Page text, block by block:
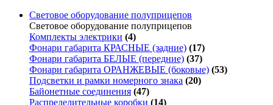
Световое оборудование полуприцепов
Световое оборудование полуприцепов
Комплекты электрики (4)
Фонари габарита КРАСНЫЕ (задние) (17)
Фонари габарита БЕЛЫЕ (передние) (37)
Фонари габарита ОРАНЖЕВЫЕ (боковые) (53)
Подсветки и рамки номерного знака (20)
Байонетные соединения (47)
Распределительные коробки (14)